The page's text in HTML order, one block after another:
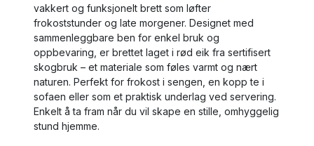
vakkert og funksjonelt brett som løfter
frokoststunder og late morgener. Designet med
sammenleggbare ben for enkel bruk og
oppbevaring, er brettet laget i rød eik fra sertifisert
skogbruk – et materiale som føles varmt og nært
naturen. Perfekt for frokost i sengen, en kopp te i
sofaen eller som et praktisk underlag ved servering.
Enkelt å ta fram når du vil skape en stille, omhyggelig
stund hjemme.